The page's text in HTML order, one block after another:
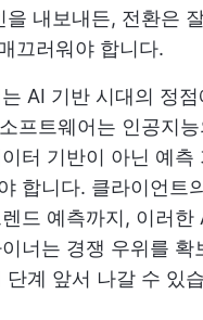
을 내보내든, 전환은
끄러워야 합니다.
AI 기반 시대의 정
프트웨어는 인공지
터 기반이 아닌 예측
합니다. 클라이언트
드 예측까지, 이러한
너는 경쟁 우위를 확
단계 앞서 나갈 수 있